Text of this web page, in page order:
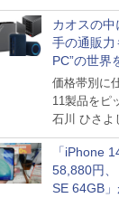
システム」
カオスの
手の通販力
PC”の世界
価格帯別に
11製品をピ
石川 ひさよ
「iPhone
58,880円
SE 64GB」